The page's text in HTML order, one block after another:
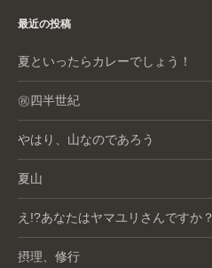
最近の投稿
夏といったらカレーでしょう！
㊗️四半世紀
やはり、山なのであろう
夏山
え!?あなたはヤマユリさんですか？
摂理、修行